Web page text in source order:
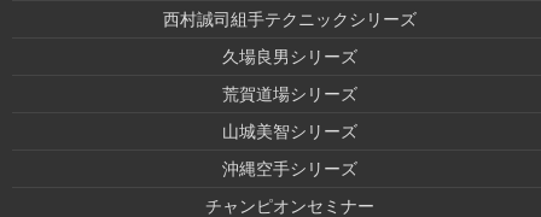
西村誠司組手テクニックシリーズ
久場良男シリーズ
荒賀道場シリーズ
山城美智シリーズ
沖縄空手シリーズ
チャンピオンセミナー